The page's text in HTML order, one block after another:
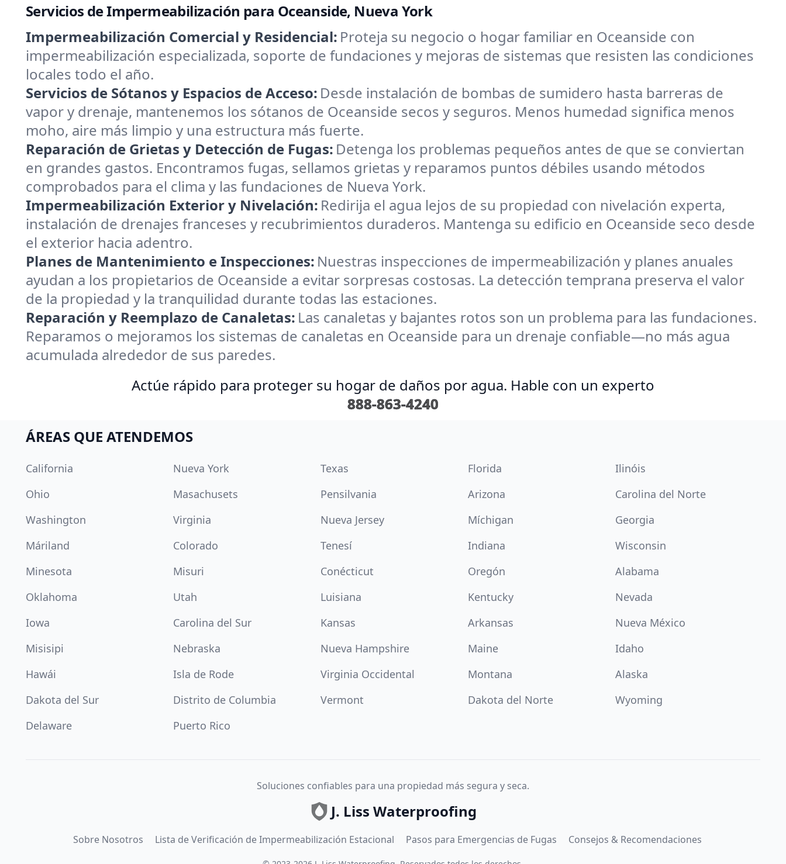
Servicios de Impermeabilización para Oceanside, Nueva York
Impermeabilización Comercial y Residencial: Proteja su negocio o hogar familiar en Oceanside con
impermeabilización especializada, soporte de fundaciones y mejoras de sistemas que resisten las condiciones
locales todo el año.
Servicios de Sótanos y Espacios de Acceso: Desde instalación de bombas de sumidero hasta barreras de
vapor y drenaje, mantenemos los sótanos de Oceanside secos y seguros. Menos humedad significa menos
moho, aire más limpio y una estructura más fuerte.
Reparación de Grietas y Detección de Fugas: Detenga los problemas pequeños antes de que se conviertan
en grandes gastos. Encontramos fugas, sellamos grietas y reparamos puntos débiles usando métodos
comprobados para el clima y las fundaciones de Nueva York.
Impermeabilización Exterior y Nivelación: Redirija el agua lejos de su propiedad con nivelación experta,
instalación de drenajes franceses y recubrimientos duraderos. Mantenga su edificio en Oceanside seco desde
el exterior hacia adentro.
Planes de Mantenimiento e Inspecciones: Nuestras inspecciones de impermeabilización y planes anuales
ayudan a los propietarios de Oceanside a evitar sorpresas costosas. La detección temprana preserva el valor
de la propiedad y la tranquilidad durante todas las estaciones.
Reparación y Reemplazo de Canaletas: Las canaletas y bajantes rotos son un problema para las fundaciones.
Reparamos o mejoramos los sistemas de canaletas en Oceanside para un drenaje confiable—no más agua
acumulada alrededor de sus paredes.
Actúe rápido para proteger su hogar de daños por agua. Hable con un experto
888-863-4240
ÁREAS QUE ATENDEMOS
California Nueva York Texas Florida
Ilinóis
Ohio
Masachusets Pensilvania Arizona
Carolina del Norte
Washington
Virginia Nueva Jersey Míchigan
Georgia
Máriland
Colorado Tenesí Indiana
Wisconsin
Minesota
Misuri Conécticut Oregón
Alabama
Oklahoma
Utah Luisiana Kentucky
Nevada
Iowa
Carolina del Sur Kansas Arkansas
Nueva México
Misisipi
Nebraska Nueva Hampshire Maine
Idaho
Hawái
Isla de Rode Virginia Occidental Montana
Alaska
Dakota del Sur
Distrito de Columbia Vermont Dakota del Norte
Wyoming
Delaware
Puerto Rico
Soluciones confiables para una propiedad más segura y seca.
J. Liss Waterproofing
Sobre Nosotros Lista de Verificación de Impermeabilización Estacional Pasos para Emergencias de Fugas Consejos & Recomendaciones